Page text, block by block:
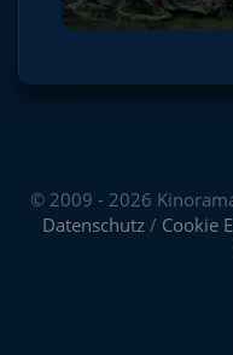
© 2009 - 2026
Datenschutz/ Cookie